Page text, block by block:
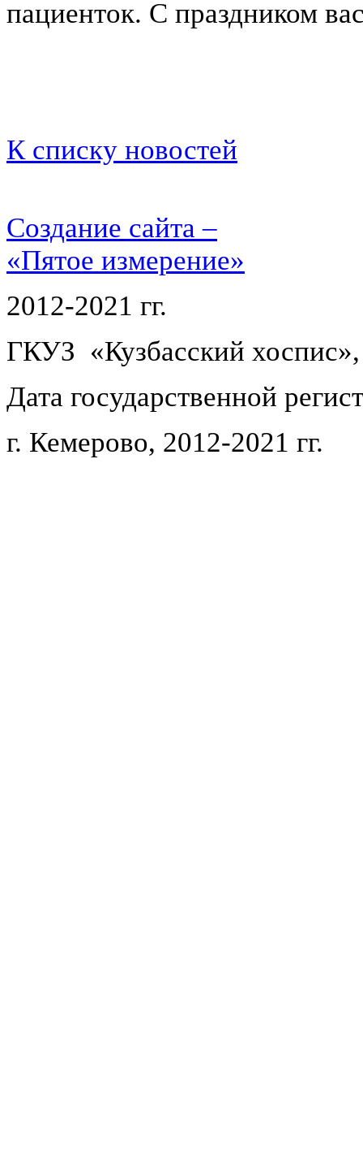
пациенток. С праздником
К списку новостей
Создание сайта –
«Пятое измерение»
2012-2021 гг.
ГКУЗ «Кузбасский хоспис»,
Дата государственной
г. Кемерово, 2012-2021 гг.